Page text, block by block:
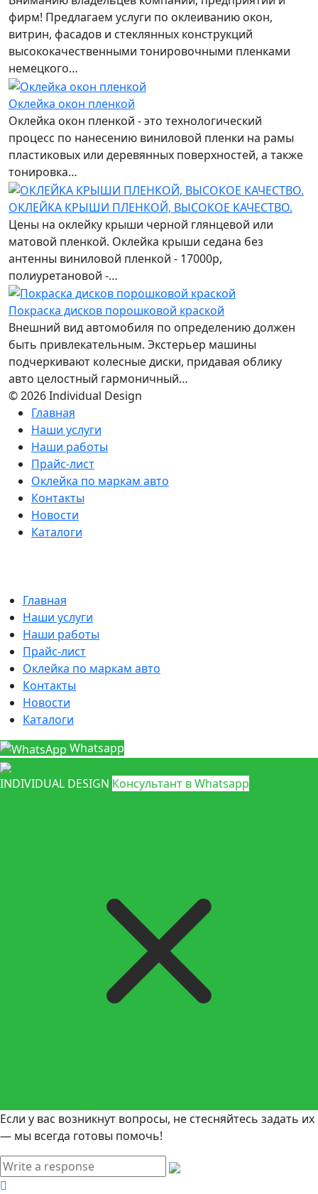
фирм! Предлагаем услуги по оклеиванию окон,
витрин, фасадов и стеклянных конструкций
высококачественными тонировочными пленками
немецкого…
Оклейка окон пленкой
Оклейка окон пленкой - это технологический
процесс по нанесению виниловой пленки на рамы
пластиковых или деревянных поверхностей, а также
тонировка…
ОКЛЕЙКА КРЫШИ ПЛЕНКОЙ, ВЫСОКОЕ КАЧЕСТВО.
Цены на оклейку крыши черной глянцевой или
матовой пленкой. Оклейка крыши седана без
антенны виниловой пленкой - 17000р,
полиуретановой -…
Покраска дисков порошковой краской
Внешний вид автомобиля по определению должен
быть привлекательным. Экстерьер машины
подчеркивают колесные диски, придавая облику
авто целостный гармоничный…
© 2026 Individual Design
Главная
Наши услуги
Наши работы
Прайс-лист
Оклейка по маркам авто
Контакты
Новости
Каталоги
Главная
Наши услуги
Наши работы
Прайс-лист
Оклейка по маркам авто
Контакты
Новости
Каталоги
Whatsapp
INDIVIDUAL DESIGN Консультант в Whatsapp
Если у вас возникнут вопросы, не стесняйтесь задать их
— мы всегда готовы помочь!